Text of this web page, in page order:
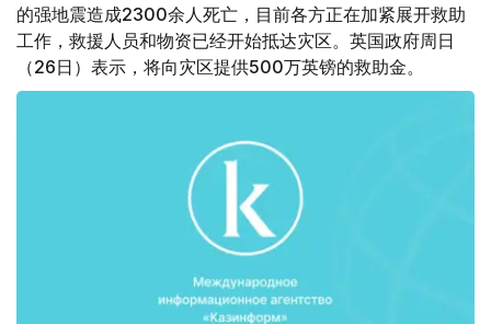
的强地震造成2300余人死亡，目前各方正在加紧展开救助
工作，救援人员和物资已经开始抵达灾区。英国政府周日
（26日）表示，将向灾区提供500万英镑的救助金。